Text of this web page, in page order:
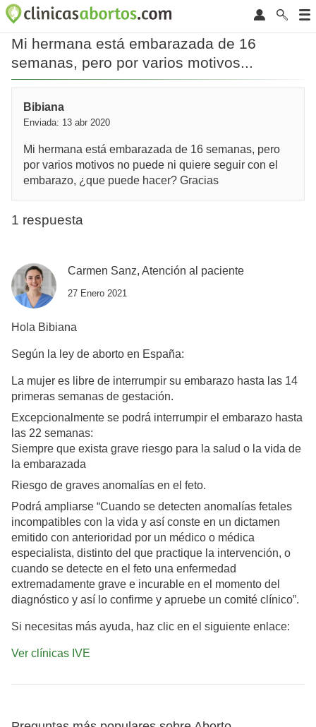
Mi hermana está embarazada de 16
semanas, pero por varios motivos...
Bibiana
Enviada: 13 abr 2020
Mi hermana está embarazada de 16 semanas, pero
por varios motivos no puede ni quiere seguir con el
embarazo, ¿que puede hacer? Gracias
1 respuesta
Carmen Sanz, Atención al paciente
27 Enero 2021
Hola Bibiana
Según la ley de aborto en España:
La mujer es libre de interrumpir su embarazo hasta las 14
primeras semanas de gestación.
Excepcionalmente se podrá interrumpir el embarazo hasta
las 22 semanas:
Siempre que exista grave riesgo para la salud o la vida de
la embarazada
Riesgo de graves anomalías en el feto.
Podrá ampliarse “Cuando se detecten anomalías fetales
incompatibles con la vida y así conste en un dictamen
emitido con anterioridad por un médico o médica
especialista, distinto del que practique la intervención, o
cuando se detecte en el feto una enfermedad
extremadamente grave e incurable en el momento del
diagnóstico y así lo confirme y apruebe un comité clínico”.
Si necesitas más ayuda, haz clic en el siguiente enlace:
Ver clínicas IVE